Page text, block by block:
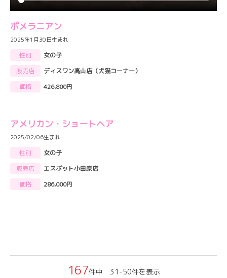
ポメラニアン
2025年1月30日生まれ
性別
女の子
販売店
ディスワン高山店（犬猫コーナー）
価格
426,800円
アメリカン・ショートヘア
2025/02/06生まれ
性別
女の子
販売店
エスポット小田原店
価格
286,000円
167件中 31-50件を表示